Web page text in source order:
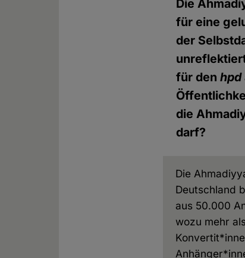
Die
für eine
der
für denhpd
die
darf?
Die
Deutschland
aus 50.000
wozu mehr